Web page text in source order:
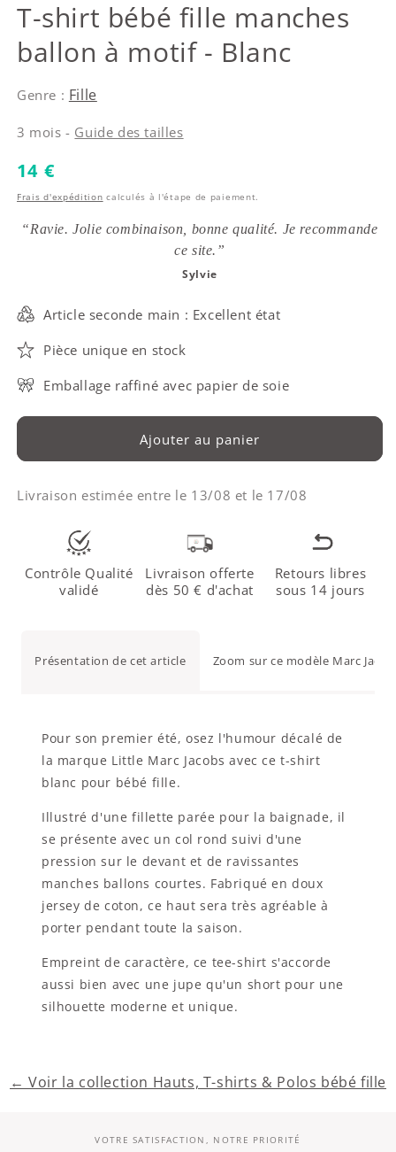
Marc Jacobs
T-shirt bébé fille manches
ballon à motif - Blanc
Genre : Fille
3 mois - Guide des tailles
Prix habituel
14 €
Frais d'expédition calculés à l'étape de paiement.
“Ravie. Jolie combinaison, bonne qualité. Je recommande
ce site.”
Sylvie
Article seconde main : Excellent état
Pièce unique en stock
Emballage raffiné avec papier de soie
Ajouter au panier
Livraison estimée entre le 13/08 et le 17/08
Contrôle Qualité
validé
Livraison offerte
dès 50 € d'achat
Retours libres
sous 14 jours
Présentation de cet article Zoom sur ce modèle Marc
Pour son premier été, osez l'humour décalé de
la marque Little Marc Jacobs avec ce t-shirt
blanc pour bébé fille.
Illustré d'une fillette parée pour la baignade, il
se présente avec un col rond suivi d'une
pression sur le devant et de ravissantes
manches ballons courtes. Fabriqué en doux
jersey de coton, ce haut sera très agréable à
porter pendant toute la saison.
Empreint de caractère, ce tee-shirt s'accorde
aussi bien avec une jupe qu'un short pour une
silhouette moderne et unique.
← Voir la collection Hauts, T-shirts & Polos bébé fille
VOTRE SATISFACTION, NOTRE PRIORITÉ